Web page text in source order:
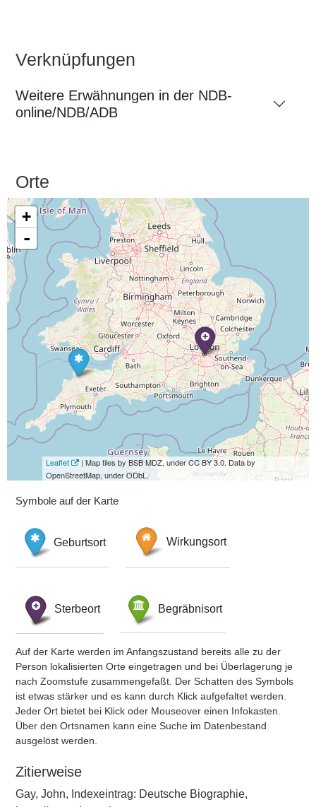
Verknüpfungen
Weitere Erwähnungen in der NDB-
online/NDB/ADB
Orte
+
-
Leaflet
| Map tiles by BSB MDZ, under CC BY 3.0. Data by
OpenStreetMap, under ODbL.
Symbole auf der Karte
Geburtsort Wirkungsort
Sterbeort Begräbnisort
Auf der Karte werden im Anfangszustand bereits alle zu der
Person lokalisierten Orte eingetragen und bei Überlagerung je
nach Zoomstufe zusammengefaßt. Der Schatten des Symbols
ist etwas stärker und es kann durch Klick aufgefaltet werden.
Jeder Ort bietet bei Klick oder Mouseover einen Infokasten.
Über den Ortsnamen kann eine Suche im Datenbestand
ausgelöst werden.
Zitierweise
Gay, John, Indexeintrag: Deutsche Biographie,